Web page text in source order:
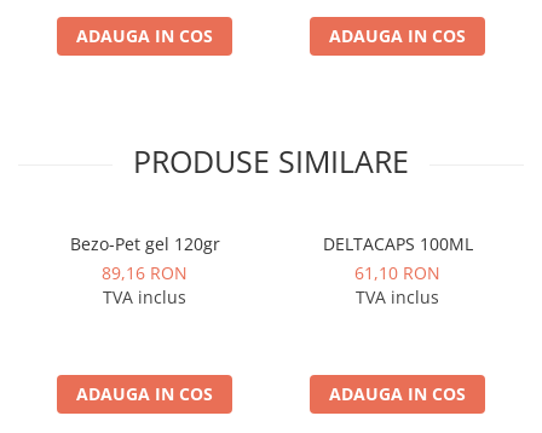
ADAUGA IN COS ADAUGA IN COS
PRODUSE SIMILARE
Bezo-Pet gel 120gr
89,16 RON
TVA inclus
ADAUGA IN COS
DELTACAPS 100ML
61,10 RON
TVA inclus
ADAUGA IN COS